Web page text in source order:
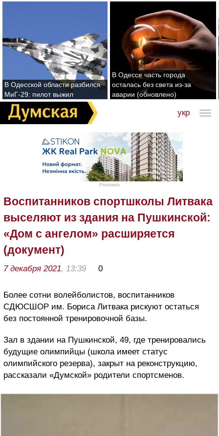
В Одесской области разбился
МиГ-29: пилот выжил
В Одессе часть города
осталась без света из-за
аварии (обновлено)
укр
Реклама
Воспитанников спортшколы Литвака
выселяют из здания на Пушкинской:
«Дом с ангелом» расширяется
(документ)
7 декабря 2021, 13:39 0
Более сотни волейболистов, воспитанников
СДЮСШОР им. Бориса Литвака рискуют остаться
без постоянной тренировочной базы.
Зал в здании на Пушкинской, 49, где тренировались
будущие олимпийцы (школа имеет статус
олимпийского резерва), закрыт на реконструкцию,
рассказали «Думской» родители спортсменов.